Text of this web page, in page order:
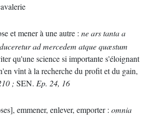
et mener à une autre : ne ars tanta a
ad mercedem atque quæstum
qu'une science si importante s'éloignant
vînt à la recherche du profit et du gain,
; SEN. Ep. 24, 16
emmener, enlever, emporter : omnia